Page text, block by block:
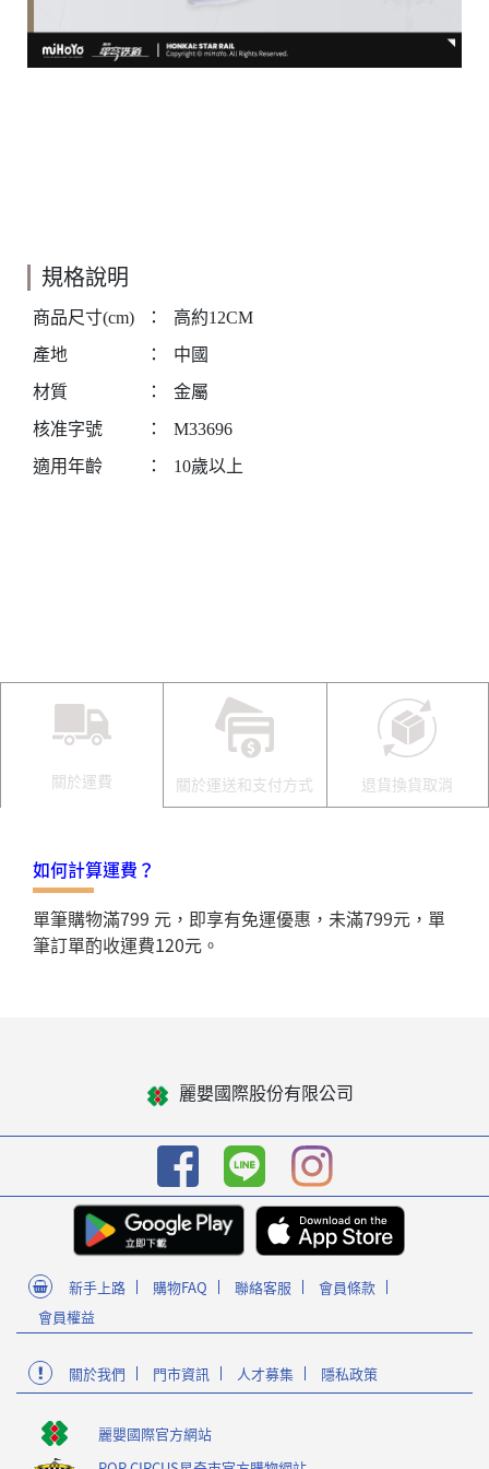
規格說明
商品尺寸(cm) ：
高約12CM
產地
：
中國
材質
：
金屬
核准字號
：
M33696
適用年齡
： 10歲以上
關於運費 關於運送和支付方式 退貨換貨取消
如何計算運費？
單筆購物滿799 元，即享有免運優惠，未滿799元，單
筆訂單酌收運費120元。
麗嬰國際股份有限公司
新手上路 購物FAQ 聯絡客服
會員條款
會員權益
關於我們 門市資訊 人才募集 隱私政策
麗嬰國際官方網站